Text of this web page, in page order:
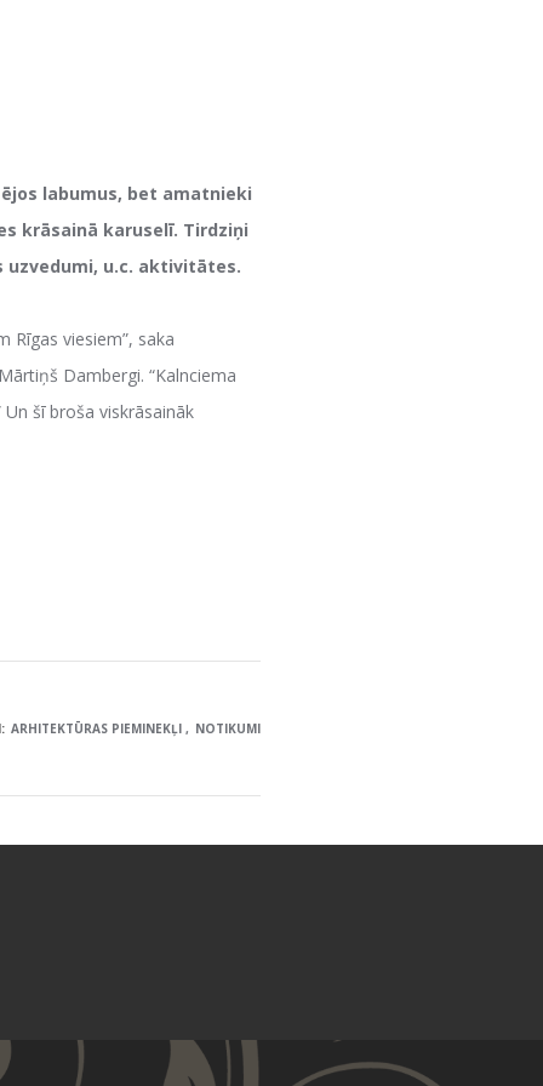
labumus, bet amatnieki
krāsainā karuselī. Tirdziņi
u.c. aktivitātes.
Rīgas viesiem”, saka
Dambergi. “Kalnciema
šī broša viskrāsaināk
ARHITEKTŪRAS PIEMINEKĻI NOTIKUMI